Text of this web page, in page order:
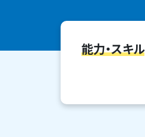
能力・スキル